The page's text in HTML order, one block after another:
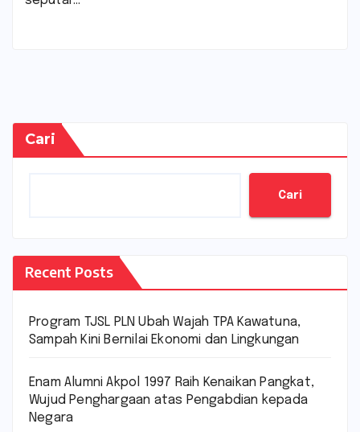
Cari
Cari
Recent Posts
Program TJSL PLN Ubah Wajah TPA Kawatuna,
Sampah Kini Bernilai Ekonomi dan Lingkungan
Enam Alumni Akpol 1997 Raih Kenaikan Pangkat,
Wujud Penghargaan atas Pengabdian kepada
Negara